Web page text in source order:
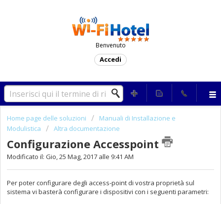
Benvenuto
Accedi
Home page delle soluzioni
Manuali di Installazione e
Modulistica
Altra documentazione
Configurazione Accesspoint
Modificato il: Gio, 25 Mag, 2017 alle 9:41 AM
Per poter configurare degli access-point di vostra proprietà sul
sistema vi basterà configurare i dispositivi con i seguenti parametri: